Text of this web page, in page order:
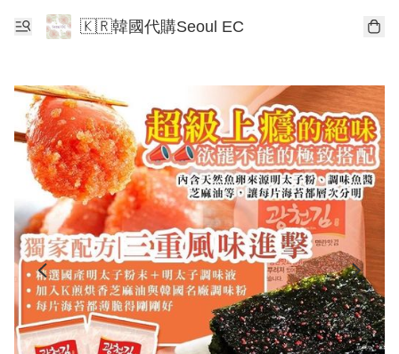
🇰🇷韓國代購Seoul EC